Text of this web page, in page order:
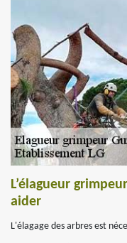
L’élagueur
aider
L'élagage des arbres est